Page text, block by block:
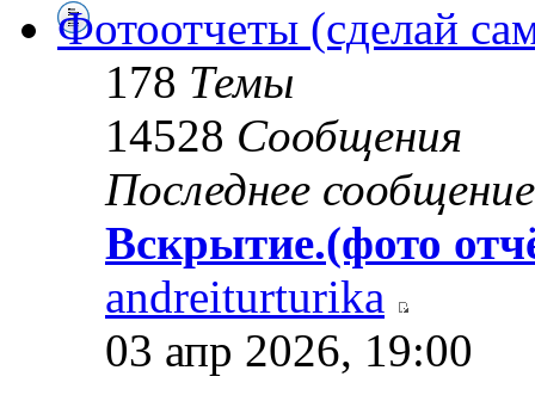
Фотоотчеты (сделай
178 Темы
14528 Сообщения
Последнее сообщение
Вскрытие.(фото
andreiturturika
03 апр 2026, 19:00